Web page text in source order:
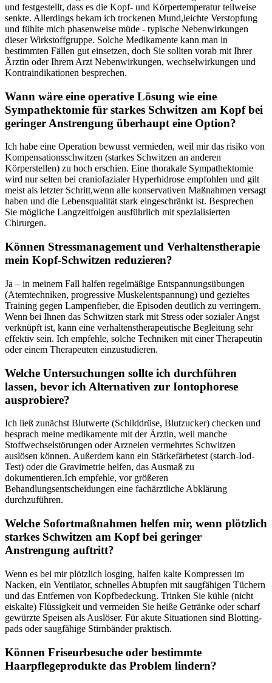
und festgestellt, ​dass‍ es die Kopf-⁤ und ⁢Körpertemperatur teilweise
senkte. Allerdings bekam ich trockenen Mund,leichte Verstopfung
und fühlte mich phasenweise müde -⁢ typische Nebenwirkungen⁢
dieser Wirkstoffgruppe. Solche​ Medikamente⁣ kann man in
bestimmten‌ Fällen gut‍ einsetzen, doch Sie sollten vorab mit Ihrer
Ärztin oder ‌Ihrem Arzt Nebenwirkungen, wechselwirkungen und
Kontraindikationen besprechen.
Wann⁢ wäre eine operative Lösung wie⁤ eine
Sympathektomie für starkes⁣ Schwitzen ‌am⁣ Kopf bei
geringer Anstrengung überhaupt eine Option?
Ich habe eine ⁤Operation bewusst vermieden, ‍weil mir ⁢das risiko von⁣
Kompensationsschwitzen (starkes Schwitzen an⁢ anderen
Körperstellen) zu hoch erschien.​ Eine thorakale⁢ Sympathektomie​
wird nur selten bei ‌craniofazialer Hyperhidrose empfohlen und gilt
meist als letzter ⁣Schritt,wenn alle konservativen Maßnahmen versagt
haben und die Lebensqualität stark eingeschränkt‌ ist. Besprechen
Sie mögliche ‍Langzeitfolgen ausführlich mit spezialisierten
Chirurgen.
Können ​Stressmanagement und Verhaltenstherapie
mein Kopf-Schwitzen⁤ reduzieren?
Ja – in meinem Fall halfen regelmäßige Entspannungsübungen
‍(Atemtechniken,⁤ progressive ⁤Muskelentspannung) und gezieltes
Training gegen Lampenfieber, ⁤die Episoden deutlich zu⁣ verringern.
Wenn bei Ihnen das Schwitzen stark mit Stress⁣ oder sozialer Angst
verknüpft ist,⁤ kann‌ eine verhaltenstherapeutische Begleitung sehr
effektiv sein. Ich empfehle, solche Techniken mit einer ​Therapeutin
oder einem Therapeuten einzustudieren.
Welche Untersuchungen sollte​ ich durchführen
lassen, bevor ich Alternativen zur Iontophorese
ausprobiere?
Ich⁣ ließ zunächst Blutwerte (Schilddrüse, Blutzucker)‍ checken ‍und
besprach meine medikamente mit der Ärztin, ⁣weil manche
Stoffwechselstörungen oder Arzneien vermehrtes Schwitzen
auslösen können. Außerdem kann ​ein Stärkefärbetest ⁣(starch-Iod-
Test) oder die Gravimetrie helfen, das Ausmaß zu
dokumentieren.Ich empfehle, vor größeren
Behandlungsentscheidungen eine fachärztliche⁤ Abklärung
durchzuführen.
Welche Sofortmaßnahmen⁣ helfen mir, wenn plötzlich
starkes Schwitzen am Kopf bei geringer
Anstrengung auftritt?
Wenn es bei mir plötzlich losging, halfen kalte⁤ Kompressen im
Nacken, ein Ventilator,‍ schnelles Abtupfen mit saugfähigen Tüchern
und das Entfernen von Kopfbedeckung. Trinken Sie⁢ kühle (nicht
⁣eiskalte) Flüssigkeit und ‌vermeiden Sie⁢ heiße Getränke oder scharf
gewürzte Speisen als Auslöser. Für akute Situationen sind Blotting-
pads oder ​saugfähige ‌Stirnbänder praktisch.
Können⁣ Friseurbesuche ‌oder bestimmte‍
Haarpflegeprodukte das Problem lindern?